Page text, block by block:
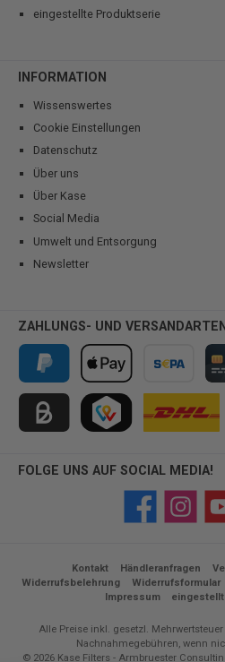
eingestellte Produktserie
INFORMATION
Wissenswertes
Cookie Einstellungen
Datenschutz
Über uns
Über Kase
Social Media
Umwelt und Entsorgung
Newsletter
ZAHLUNGS- UND
PayPal Apple Pay Vorkasse
FOLGE UNS AUF SOCIAL MEDIA!
FacebookInstagram
Kontakt Händleranfragen
Widerrufsbelehrung
Widerrufsformular
Impressum
Alle Preise inkl. gesetzl.
Nachnahmegebühren, wenn
© 2026 Kase Filters - Armbruester